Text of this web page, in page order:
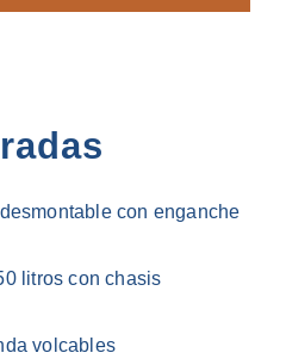
con enganche
litros con chasis
volcables